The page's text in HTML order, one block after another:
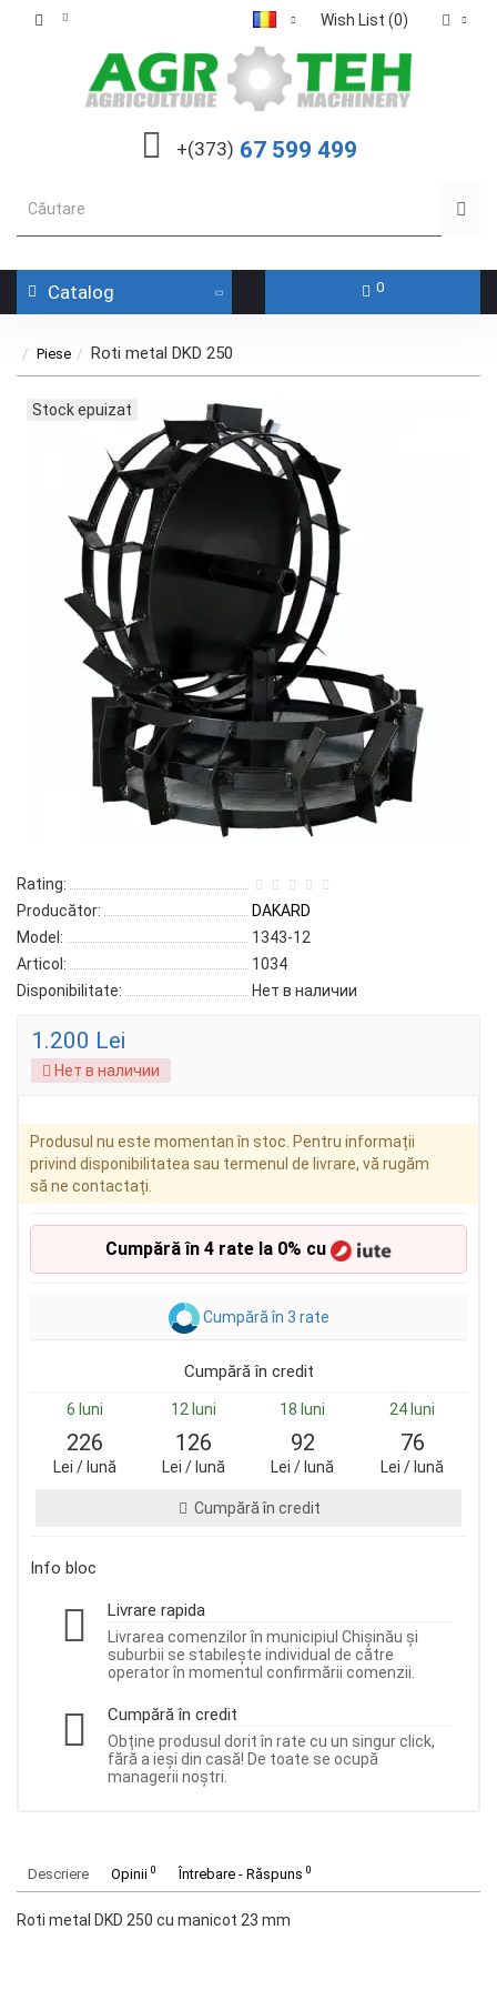
Wish List (0)
+(373) 67 599 499
Catalog 0
Piese Roti metal DKD 250
Stock epuizat
Rating:
Producător:
DAKARD
Model:
1343-12
Articol:
1034
Disponibilitate:
Нет в наличии
1.200 Lei
Нет в наличии
Produsul nu este momentan în stoc. Pentru informații
privind disponibilitatea sau termenul de livrare, vă rugăm
să ne contactați.
Cumpără în 4 rate la 0% cu
Cumpără în 3 rate
Cumpără în credit
6 luni 12 luni 18 luni 24 luni
226
Lei / lună
126
Lei / lună
92
Lei / lună
76
Lei / lună
Cumpără în credit
Info bloc
Livrare rapida
Livrarea comenzilor în municipiul Chișinău și
suburbii se stabilește individual de către
operator în momentul confirmării comenzii.
Cumpără în credit
Obține produsul dorit în rate cu un singur click,
fără a ieși din casă! De toate se ocupă
managerii noștri.
Descriere Opinii 0 Întrebare - Răspuns 0
Roti metal DKD 250 cu manicot 23 mm